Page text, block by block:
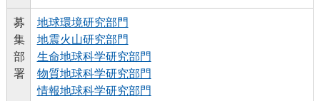
募
集
部
署
地球環境研究部門
地震火山研究部門
生命地球科学研究部門
物質地球科学研究部門
情報地球科学研究部門